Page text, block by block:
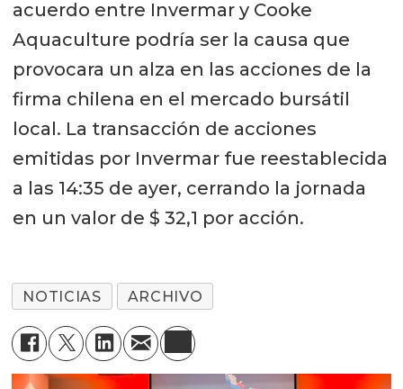
acuerdo entre Invermar y Cooke
Aquaculture podría ser la causa que
provocara un alza en las acciones de la
firma chilena en el mercado bursátil
local. La transacción de acciones
emitidas por Invermar fue reestablecida
a las 14:35 de ayer, cerrando la jornada
en un valor de $ 32,1 por acción.
NOTICIAS ARCHIVO